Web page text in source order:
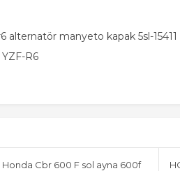
alternatör manyeto kapak 5sl-
R6
Honda Cbr 600 F sol ayna 600f